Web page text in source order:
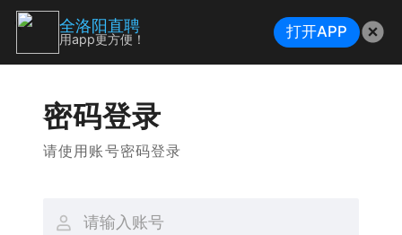
密码登录
请使用账号密码登录
全洛阳直聘
用app更方便！ 打开APP